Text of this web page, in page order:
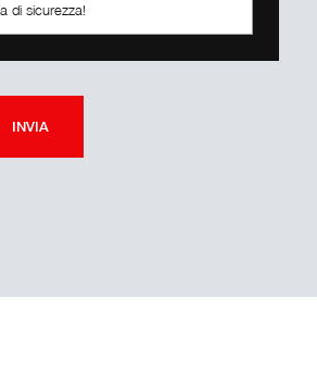
INVIA